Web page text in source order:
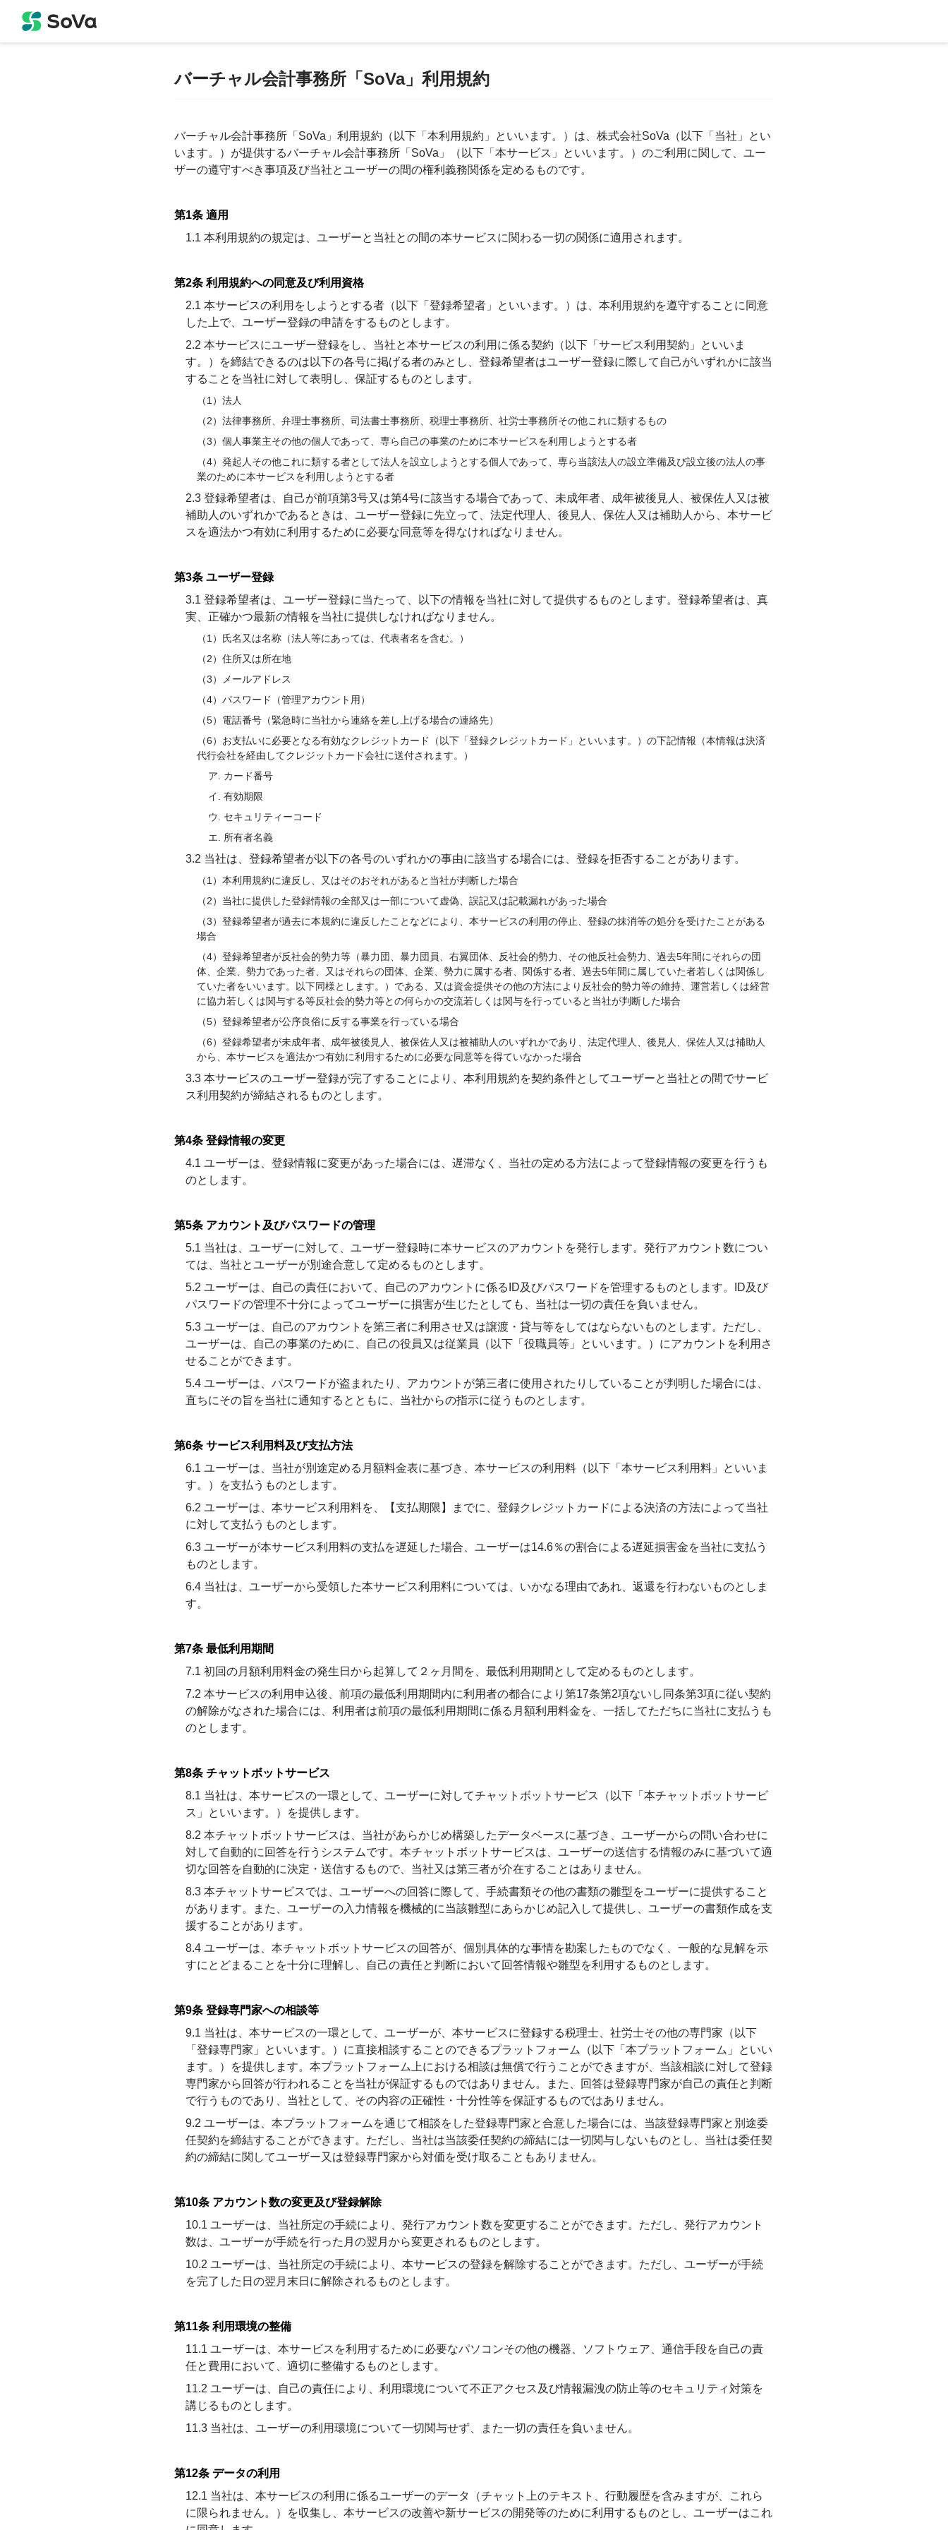
バーチャル会計事務所「SoVa」利用規約
バーチャル会計事務所「SoVa」利用規約（以下「本利用規約」といいます。）は、株式会社SoVa（以下「当社」とい
います。）が提供するバーチャル会計事務所「SoVa」（以下「本サービス」といいます。）のご利用に関して、ユー
ザーの遵守すべき事項及び当社とユーザーの間の権利義務関係を定めるものです。
第1条 適用
1.1 本利用規約の規定は、ユーザーと当社との間の本サービスに関わる一切の関係に適用されます。
第2条 利用規約への同意及び利用資格
2.1 本サービスの利用をしようとする者（以下「登録希望者」といいます。）は、本利用規約を遵守することに同意
した上で、ユーザー登録の申請をするものとします。
2.2 本サービスにユーザー登録をし、当社と本サービスの利用に係る契約（以下「サービス利用契約」といいま
す。）を締結できるのは以下の各号に掲げる者のみとし、登録希望者はユーザー登録に際して自己がいずれかに該当
することを当社に対して表明し、保証するものとします。
（1）法人
（2）法律事務所、弁理士事務所、司法書士事務所、税理士事務所、社労士事務所その他これに類するもの
（3）個人事業主その他の個人であって、専ら自己の事業のために本サービスを利用しようとする者
（4）発起人その他これに類する者として法人を設立しようとする個人であって、専ら当該法人の設立準備及び設立後の法人の事
業のために本サービスを利用しようとする者
2.3 登録希望者は、自己が前項第3号又は第4号に該当する場合であって、未成年者、成年被後見人、被保佐人又は被
補助人のいずれかであるときは、ユーザー登録に先立って、法定代理人、後見人、保佐人又は補助人から、本サービ
スを適法かつ有効に利用するために必要な同意等を得なければなりません。
第3条 ユーザー登録
3.1 登録希望者は、ユーザー登録に当たって、以下の情報を当社に対して提供するものとします。登録希望者は、真
実、正確かつ最新の情報を当社に提供しなければなりません。
（1）氏名又は名称（法人等にあっては、代表者名を含む。）
（2）住所又は所在地
（3）メールアドレス
（4）パスワード（管理アカウント用）
（5）電話番号（緊急時に当社から連絡を差し上げる場合の連絡先）
（6）お支払いに必要となる有効なクレジットカード（以下「登録クレジットカード」といいます。）の下記情報（本情報は決済
代行会社を経由してクレジットカード会社に送付されます。）
ア. カード番号
イ. 有効期限
ウ. セキュリティーコード
エ. 所有者名義
3.2 当社は、登録希望者が以下の各号のいずれかの事由に該当する場合には、登録を拒否することがあります。
（1）本利用規約に違反し、又はそのおそれがあると当社が判断した場合
（2）当社に提供した登録情報の全部又は一部について虚偽、誤記又は記載漏れがあった場合
（3）登録希望者が過去に本規約に違反したことなどにより、本サービスの利用の停止、登録の抹消等の処分を受けたことがある
場合
（4）登録希望者が反社会的勢力等（暴力団、暴力団員、右翼団体、反社会的勢力、その他反社会勢力、過去5年間にそれらの団
体、企業、勢力であった者、又はそれらの団体、企業、勢力に属する者、関係する者、過去5年間に属していた者若しくは関係し
ていた者をいいます。以下同様とします。）である、又は資金提供その他の方法により反社会的勢力等の維持、運営若しくは経営
に協力若しくは関与する等反社会的勢力等との何らかの交流若しくは関与を行っていると当社が判断した場合
（5）登録希望者が公序良俗に反する事業を行っている場合
（6）登録希望者が未成年者、成年被後見人、被保佐人又は被補助人のいずれかであり、法定代理人、後見人、保佐人又は補助人
から、本サービスを適法かつ有効に利用するために必要な同意等を得ていなかった場合
3.3 本サービスのユーザー登録が完了することにより、本利用規約を契約条件としてユーザーと当社との間でサービ
ス利用契約が締結されるものとします。
第4条 登録情報の変更
4.1 ユーザーは、登録情報に変更があった場合には、遅滞なく、当社の定める方法によって登録情報の変更を行うも
のとします。
第5条 アカウント及びパスワードの管理
5.1 当社は、ユーザーに対して、ユーザー登録時に本サービスのアカウントを発行します。発行アカウント数につい
ては、当社とユーザーが別途合意して定めるものとします。
5.2 ユーザーは、自己の責任において、自己のアカウントに係るID及びパスワードを管理するものとします。ID及び
パスワードの管理不十分によってユーザーに損害が生じたとしても、当社は一切の責任を負いません。
5.3 ユーザーは、自己のアカウントを第三者に利用させ又は譲渡・貸与等をしてはならないものとします。ただし、
ユーザーは、自己の事業のために、自己の役員又は従業員（以下「役職員等」といいます。）にアカウントを利用さ
せることができます。
5.4 ユーザーは、パスワードが盗まれたり、アカウントが第三者に使用されたりしていることが判明した場合には、
直ちにその旨を当社に通知するとともに、当社からの指示に従うものとします。
第6条 サービス利用料及び支払方法
6.1 ユーザーは、当社が別途定める月額料金表に基づき、本サービスの利用料（以下「本サービス利用料」といいま
す。）を支払うものとします。
6.2 ユーザーは、本サービス利用料を、【支払期限】までに、登録クレジットカードによる決済の方法によって当社
に対して支払うものとします。
6.3 ユーザーが本サービス利用料の支払を遅延した場合、ユーザーは14.6％の割合による遅延損害金を当社に支払う
ものとします。
6.4 当社は、ユーザーから受領した本サービス利用料については、いかなる理由であれ、返還を行わないものとしま
す。
第7条 最低利用期間
7.1 初回の月額利用料金の発生日から起算して２ヶ月間を、最低利用期間として定めるものとします。
7.2 本サービスの利用申込後、前項の最低利用期間内に利用者の都合により第17条第2項ないし同条第3項に従い契約
の解除がなされた場合には、利用者は前項の最低利用期間に係る月額利用料金を、一括してただちに当社に支払うも
のとします。
第8条 チャットボットサービス
8.1 当社は、本サービスの一環として、ユーザーに対してチャットボットサービス（以下「本チャットボットサービ
ス」といいます。）を提供します。
8.2 本チャットボットサービスは、当社があらかじめ構築したデータベースに基づき、ユーザーからの問い合わせに
対して自動的に回答を行うシステムです。本チャットボットサービスは、ユーザーの送信する情報のみに基づいて適
切な回答を自動的に決定・送信するもので、当社又は第三者が介在することはありません。
8.3 本チャットサービスでは、ユーザーへの回答に際して、手続書類その他の書類の雛型をユーザーに提供すること
があります。また、ユーザーの入力情報を機械的に当該雛型にあらかじめ記入して提供し、ユーザーの書類作成を支
援することがあります。
8.4 ユーザーは、本チャットボットサービスの回答が、個別具体的な事情を勘案したものでなく、一般的な見解を示
すにとどまることを十分に理解し、自己の責任と判断において回答情報や雛型を利用するものとします。
第9条 登録専門家への相談等
9.1 当社は、本サービスの一環として、ユーザーが、本サービスに登録する税理士、社労士その他の専門家（以下
「登録専門家」といいます。）に直接相談することのできるプラットフォーム（以下「本プラットフォーム」といい
ます。）を提供します。本プラットフォーム上における相談は無償で行うことができますが、当該相談に対して登録
専門家から回答が行われることを当社が保証するものではありません。また、回答は登録専門家が自己の責任と判断
で行うものであり、当社として、その内容の正確性・十分性等を保証するものではありません。
9.2 ユーザーは、本プラットフォームを通じて相談をした登録専門家と合意した場合には、当該登録専門家と別途委
任契約を締結することができます。ただし、当社は当該委任契約の締結には一切関与しないものとし、当社は委任契
約の締結に関してユーザー又は登録専門家から対価を受け取ることもありません。
第10条 アカウント数の変更及び登録解除
10.1 ユーザーは、当社所定の手続により、発行アカウント数を変更することができます。ただし、発行アカウント
数は、ユーザーが手続を行った月の翌月から変更されるものとします。
10.2 ユーザーは、当社所定の手続により、本サービスの登録を解除することができます。ただし、ユーザーが手続
を完了した日の翌月末日に解除されるものとします。
第11条 利用環境の整備
11.1 ユーザーは、本サービスを利用するために必要なパソコンその他の機器、ソフトウェア、通信手段を自己の責
任と費用において、適切に整備するものとします。
11.2 ユーザーは、自己の責任により、利用環境について不正アクセス及び情報漏洩の防止等のセキュリティ対策を
講じるものとします。
11.3 当社は、ユーザーの利用環境について一切関与せず、また一切の責任を負いません。
第12条 データの利用
12.1 当社は、本サービスの利用に係るユーザーのデータ（チャット上のテキスト、行動履歴を含みますが、これら
に限られません。）を収集し、本サービスの改善や新サービスの開発等のために利用するものとし、ユーザーはこれ